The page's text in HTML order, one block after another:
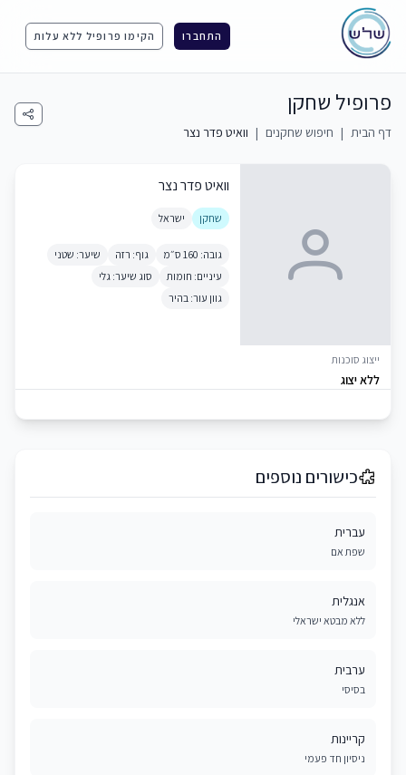
התחברו הקימו פרופיל ללא עלות
פרופיל שחקן
דף הבית | חיפוש שחקנים | וואיט פדר נצר
ייצוג סוכנות
ללא יצוג
וואיט פדר נצר
שחקן ישראל
גובה: 160 ס״מ גוף: רזה
שיער: שטני
עיניים: חומות
סוג שיער: גלי
גוון עור: בהיר
כישורים נוספים
עברית
שפת אם
אנגלית
ללא מבטא ישראלי
ערבית
בסיסי
קריינות
ניסיון חד פעמי